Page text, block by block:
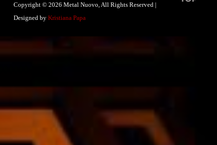
Copyright © 2026 Metal Nuovo , All Rights Reserved |
Designed by Kristiana Papa